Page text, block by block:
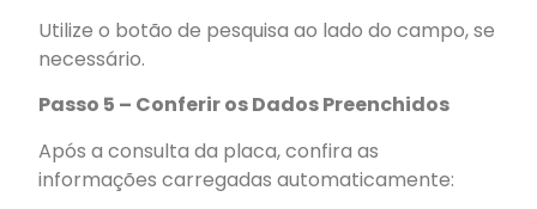
Utilize o botão de pesquisa ao lado do campo, se
necessário.
Passo 5 – Conferir os Dados Preenchidos
Após a consulta da placa, confira as
informações carregadas automaticamente: